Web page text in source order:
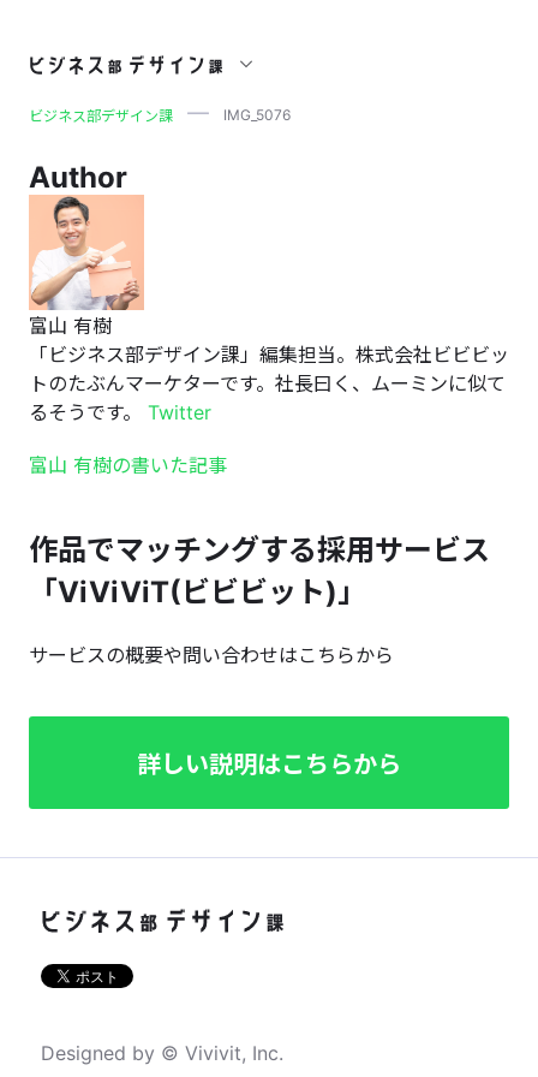
IMG_5076
ビジネス部デザイン課 IMG_5076
Author
富山 有樹
「ビジネス部デザイン課」編集担当。株式会社ビビビッ
トのたぶんマーケターです。社長曰く、ムーミンに似て
るそうです。 Twitter
富山 有樹の書いた記事
作品でマッチングする採用サービス
「ViViViT(ビビビット)」
サービスの概要や問い合わせはこちらから
詳しい説明はこちらから
Designed by © Vivivit, Inc.